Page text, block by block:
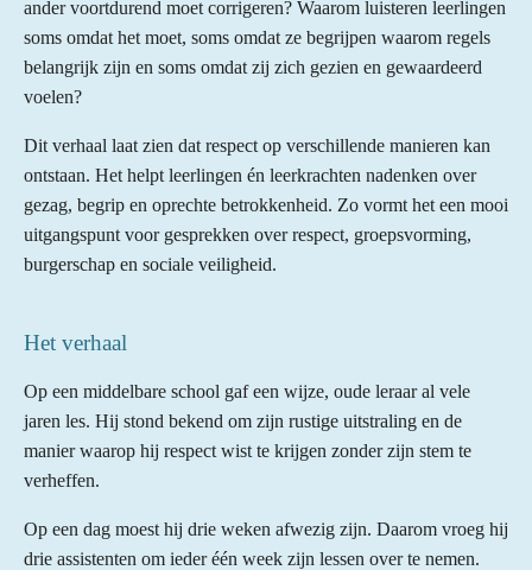
ander voortdurend moet corrigeren? Waarom luisteren leerlingen
soms omdat het moet, soms omdat ze begrijpen waarom regels
belangrijk zijn en soms omdat zij zich gezien en gewaardeerd
voelen?
Dit verhaal laat zien dat respect op verschillende manieren kan
ontstaan. Het helpt leerlingen én leerkrachten nadenken over
gezag, begrip en oprechte betrokkenheid. Zo vormt het een mooi
uitgangspunt voor gesprekken over respect, groepsvorming,
burgerschap en sociale veiligheid.
Het verhaal
Op een middelbare school gaf een wijze, oude leraar al vele
jaren les. Hij stond bekend om zijn rustige uitstraling en de
manier waarop hij respect wist te krijgen zonder zijn stem te
verheffen.
Op een dag moest hij drie weken afwezig zijn. Daarom vroeg hij
drie assistenten om ieder één week zijn lessen over te nemen.